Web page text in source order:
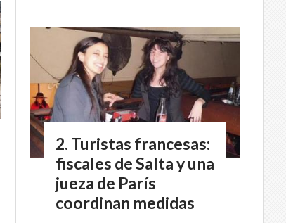
Turistas francesas:
fiscales de Salta y una
jueza de París
coordinan medidas